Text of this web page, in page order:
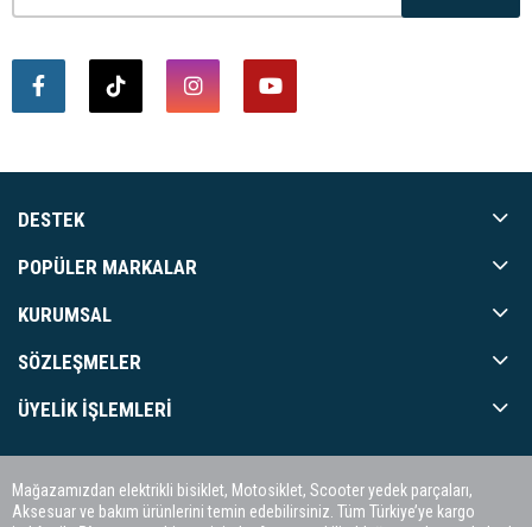
DESTEK
POPÜLER MARKALAR
KURUMSAL
SÖZLEŞMELER
ÜYELIK İŞLEMLERI
Mağazamızdan elektrikli bisiklet, Motosiklet, Scooter yedek parçaları,
Aksesuar ve bakım ürünlerini temin edebilirsiniz. Tüm Türkiye’ye kargo